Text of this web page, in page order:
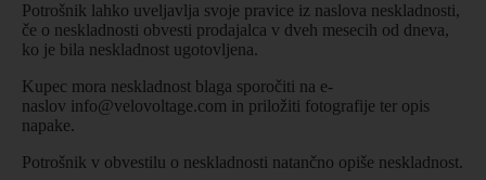
Potrošnik lahko uveljavlja svoje pravice iz naslova neskladnosti,
če o neskladnosti obvesti prodajalca v dveh mesecih od dneva,
ko je bila neskladnost ugotovljena.
Kupec mora neskladnost blaga sporočiti na e-
naslov info@velovoltage.com in priložiti fotografije ter opis
napake.
Potrošnik v obvestilu o neskladnosti natančno opiše neskladnost.